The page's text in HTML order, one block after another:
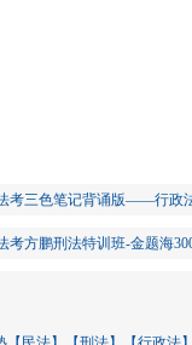
2024年法考‮色三‬笔记背诵版
考方鹏刑法特训班-金题海